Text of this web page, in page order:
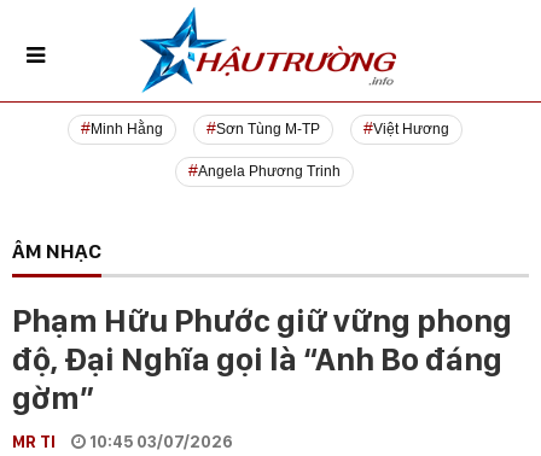
Minh Hằng Sơn Tùng M-TP Việt Hương
Angela Phương Trinh
ÂM NHẠC
Phạm Hữu Phước giữ vững phong
độ, Đại Nghĩa gọi là “Anh Bo đáng
gờm”
MR TI 10:45 03/07/2026